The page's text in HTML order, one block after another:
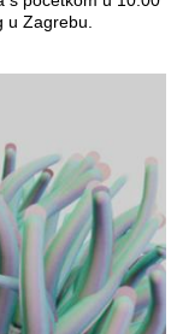
u Zagrebu.